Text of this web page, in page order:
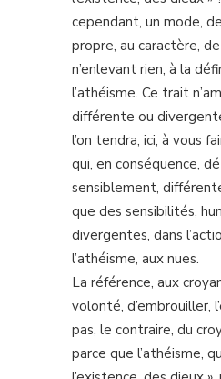
cependant, un mode,
propre, au caractère,
n’enlevant rien, à la
l’athéisme. Ce trait
différente ou
l’on tendra, ici, à vous
qui, en conséquence,
sensiblement,
que des sensibilités,
divergentes, dans
l’athéisme, aux nues.
La référence, aux
volonté, d’embrouiller,
pas, le contraire, du
parce que l’athéisme,